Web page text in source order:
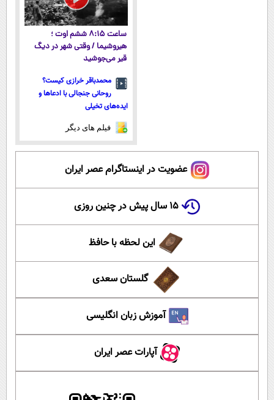
ساعت ۸:۱۵ ششم اوت ؛
هیروشیما / وقتی شهر در دیگ
قیر می‌جوشید
محمدباقر خرازی کیست؟
روحانی جنجالی با ادعاها و
ایده‌های تخیلی
فیلم های دیگر
عضویت در اینستاگرام عصر ایران
۱۵ سال پیش در چنین روزی
این لحظه با حافظ
گلستان سعدی
آموزش زبان انگلیسی
آپارات عصر ایران